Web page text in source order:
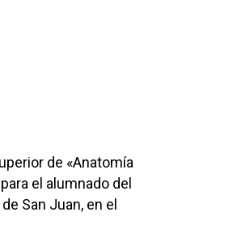
de «Anatomía
el alumnado del
San Juan, en el